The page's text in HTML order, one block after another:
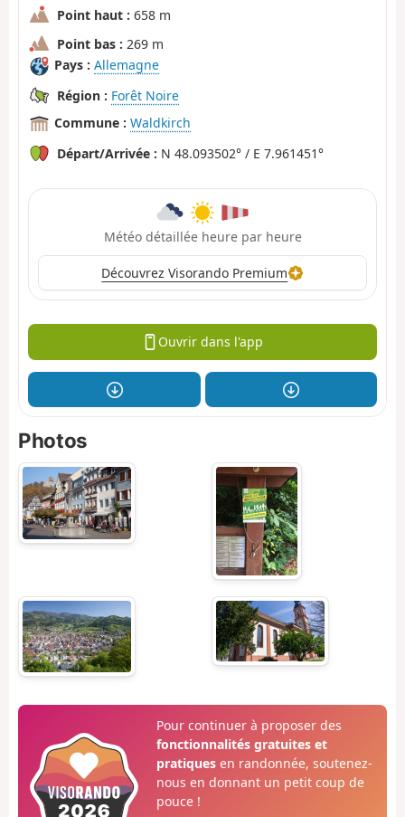
Point haut : 658 m
Point bas : 269 m
Pays : Allemagne
Région : Forêt Noire
Commune : Waldkirch
Départ/Arrivée : N 48.093502° / E 7.961451°
Météo détaillée heure par heure
Découvrez Visorando Premium
Ouvrir dans l'app
Photos
Pour continuer à proposer des
fonctionnalités gratuites et
pratiquesen randonnée, soutenez-
nous en donnant un petit coup de
pouce !